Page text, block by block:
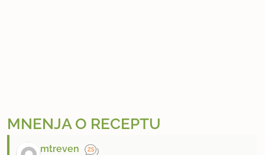
MNENJA O RECEPTU
mtreven